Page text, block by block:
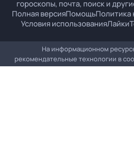
гороскопы, почта, поиск и
Полная версияПомощьПолитика
Условия использованияЛайки
На информационном
рекомендательные технологии в